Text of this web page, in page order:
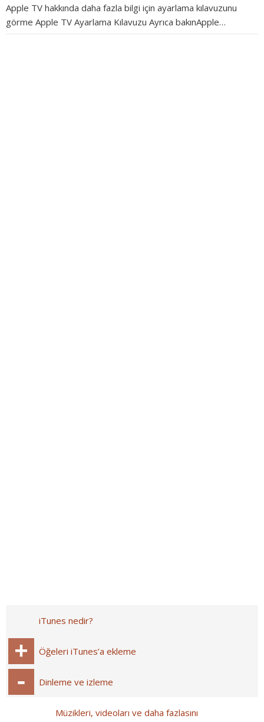
Apple TV hakkında daha fazla bilgi için ayarlama kılavuzunu
görme Apple TV Ayarlama Kılavuzu Ayrıca bakınApple…
iTunes nedir?
Öğeleri iTunes’a ekleme
Dinleme ve izleme
Müzikleri, videoları ve daha fazlasını